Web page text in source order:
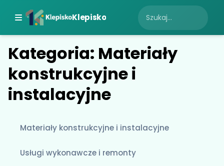
Klepisko
Kategoria: Materiały
konstrukcyjne i
instalacyjne
Materiały konstrukcyjne i instalacyjne
Usługi wykonawcze i remonty